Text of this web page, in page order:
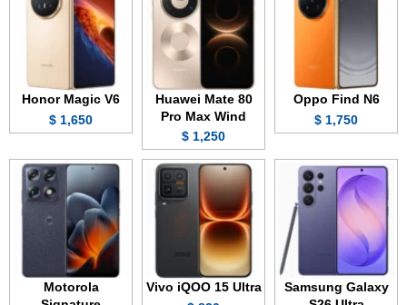
Oppo Find N6
1,750 $
Huawei Mate 80
Pro Max Wind
1,250 $
Honor Magic V6
1,650 $
Samsung Galaxy
Vivo iQOO 15 Ultra
Motorola